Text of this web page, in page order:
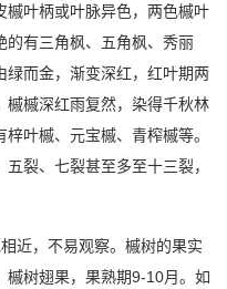
槭叶柄或叶脉异色，两色槭叶
的有三角枫、五角枫、秀丽
绿而金，渐变深红，红叶期两
槭槭深红雨复然，染得千秋林
叶槭、元宝槭、青榨槭等。
裂、七裂甚至多至十三裂，
，不易观察。槭树的果实
槭树翅果，果熟期9-10月。如